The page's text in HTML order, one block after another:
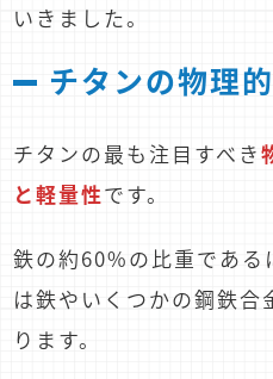
いきました。
チタンの物理
チタンの最も注目すべき
と軽量性です。
鉄の約60%の比重である
は鉄やいくつかの鋼鉄
ります。